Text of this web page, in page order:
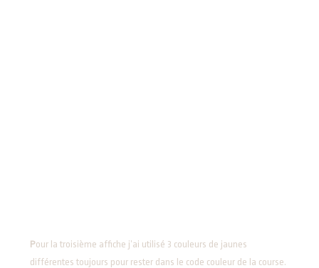
Pour la troisième affiche j’ai utilisé 3 couleurs de jaunes
différentes toujours pour rester dans le code couleur de la course.